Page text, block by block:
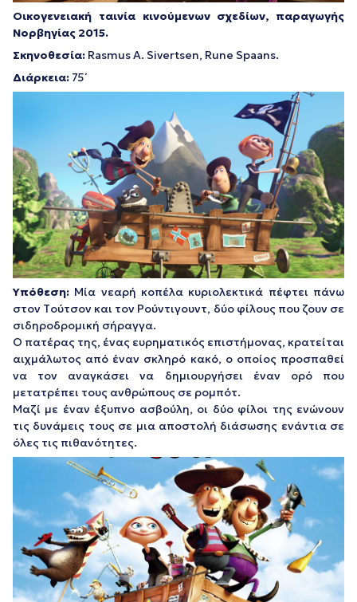
Οικογενειακή ταινία κινούμενων σχεδίων, παραγωγής
Νορβηγίας 2015.
Σκηνοθεσία: Rasmus A. Sivertsen, Rune Spaans.
Διάρκεια: 75΄
Υπόθεση: Μία νεαρή κοπέλα κυριολεκτικά πέφτει πάνω
στον Tούτσον και τον Ρούντιγουντ, δύο φίλους που ζουν σε
σιδηροδρομική σήραγγα.
Ο πατέρας της, ένας ευρηματικός επιστήμονας, κρατείται
αιχμάλωτος από έναν σκληρό κακό, ο οποίος προσπαθεί
να τον αναγκάσει να δημιουργήσει έναν ορό που
μετατρέπει τους ανθρώπους σε ρομπότ.
Μαζί με έναν έξυπνο ασβούλη, οι δύο φίλοι της ενώνουν
τις δυνάμεις τους σε μια αποστολή διάσωσης ενάντια σε
όλες τις πιθανότητες.